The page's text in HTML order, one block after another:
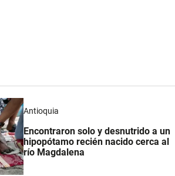
Antioquia
Encontraron solo y desnutrido a un
hipopótamo recién nacido cerca al
río Magdalena